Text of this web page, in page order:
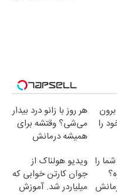
را
هر روز با زانو درد بیدار
می‌شی؟ وقتشه برای
همیشه درمانش
را ویدیو هولناک از
جوان کارتن خوابی که
میلیاردر شد. آموزش